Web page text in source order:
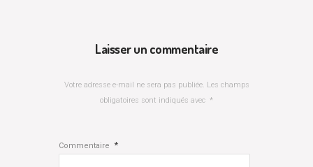
Laisser un commentaire
Votre adresse e-mail ne sera pas publiée. Les champs
obligatoires sont indiqués avec *
Commentaire *